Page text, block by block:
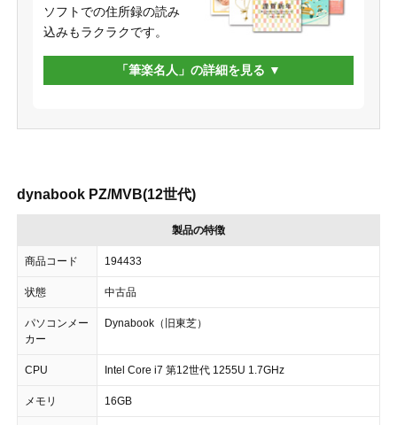
ソフトでの住所録の読み
込みもラクラクです。
「筆楽名人」の詳細を見る
dynabook PZ/MVB(12世代)
製品の特徴
商品コード 194433
状態 中古品
パソコンメー
カー
Dynabook（旧東芝）
CPU Intel Core i7 第12世代 1255U 1.7GHz
メモリ 16GB